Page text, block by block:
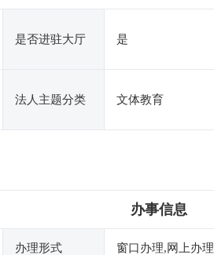
是否进驻大厅 是
法人主题分类 文体教育
办事信息
办理形式 窗口办理,网上办理